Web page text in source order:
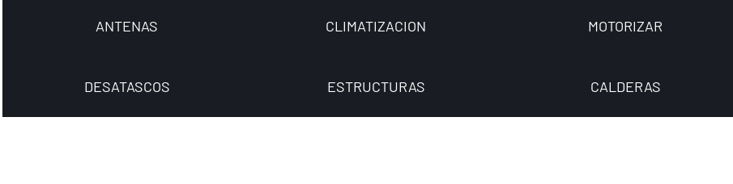
ANTENAS CLIMATIZACION MOTORIZAR
DESATASCOS ESTRUCTURAS CALDERAS